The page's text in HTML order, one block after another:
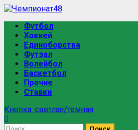
Футбол
Хоккей
Единоборства
Футзал
Волейбол
Баскетбол
Прочие
Ставки
Кнопка: светлая/темная